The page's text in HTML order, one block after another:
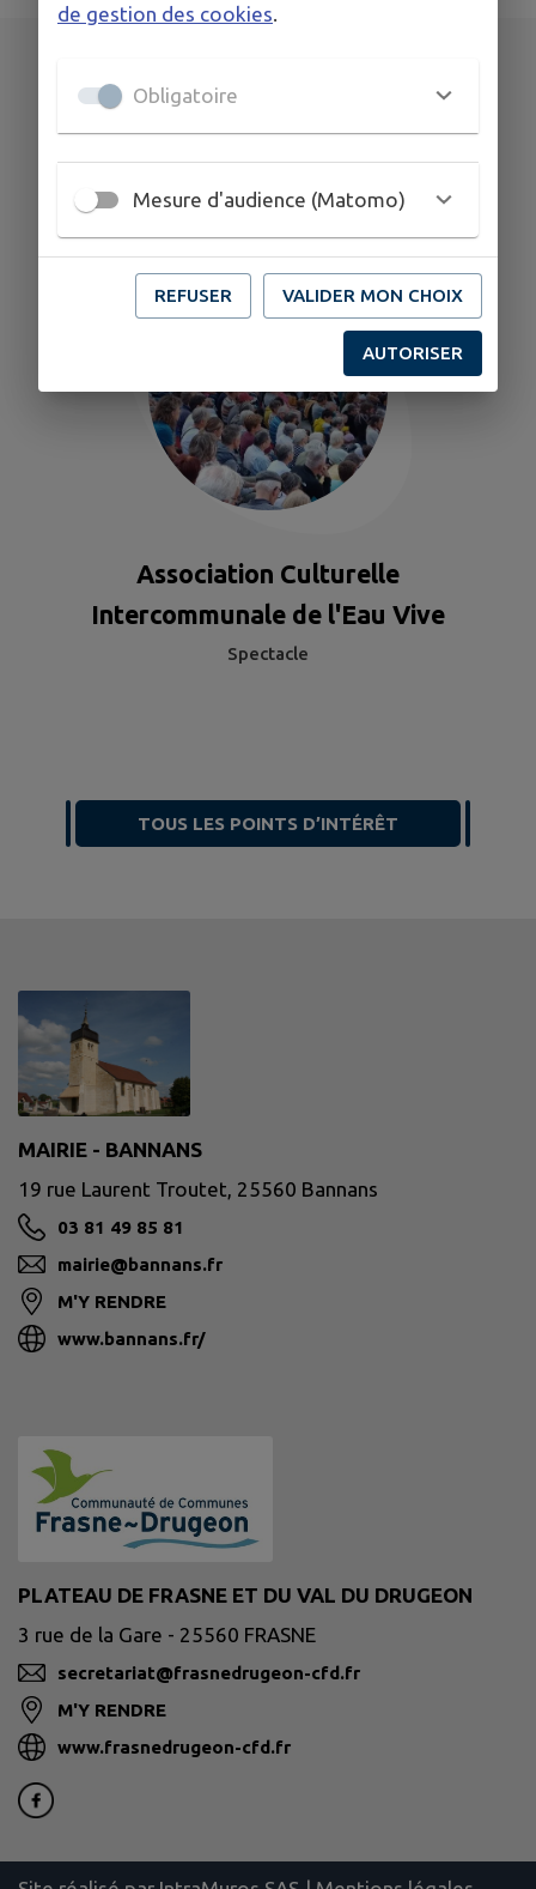
DÉCOUVRIR BANNANS
Association Culturelle
Intercommunale de l'Eau Vive
Spectacle
TOUS LES POINTS D’INTÉRÊT
MAIRIE - BANNANS
19 rue Laurent Troutet, 25560 Bannans
03 81 49 85 81
mairie@bannans.fr
M'Y RENDRE
www.bannans.fr/
PLATEAU DE FRASNE ET DU VAL DU DRUGEON
3 rue de la Gare - 25560 FRASNE
secretariat@frasnedrugeon-cfd.fr
M'Y RENDRE
www.frasnedrugeon-cfd.fr
de gestion des cookies
Obligatoire
Mesure d'audience (Matomo)
REFUSER VALIDER MON CHOIX
AUTORISER